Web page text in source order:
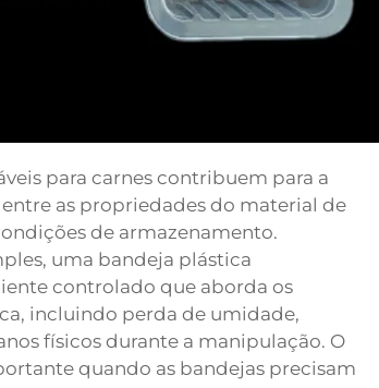
para carnes contribuem para a
as propriedades do material de
de armazenamento.
uma bandeja plástica
controlado que aborda os
incluindo perda de umidade,
físicos durante a manipulação. O
quando as bandejas precisam